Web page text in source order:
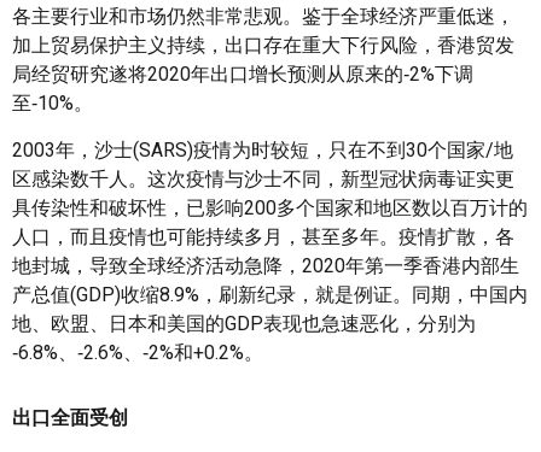
各主要行业和市场仍然非常悲观。鉴于全球经济严重低迷，
加上贸易保护主义持续，出口存在重大下行风险，香港贸发
局经贸研究遂将2020年出口增长预测从原来的‑2%下调
至‑10%。
2003年，沙士(SARS)疫情为时较短，只在不到30个国家/地
区感染数千人。这次疫情与沙士不同，新型冠状病毒证实更
具传染性和破坏性，已影响200多个国家和地区数以百万计的
人口，而且疫情也可能持续多月，甚至多年。疫情扩散，各
地封城，导致全球经济活动急降，2020年第一季香港内部生
产总值(GDP)收缩8.9%，刷新纪录，就是例证。同期，中国内
地、欧盟、日本和美国的GDP表现也急速恶化，分别为
‑6.8%、‑2.6%、‑2%和+0.2%。
出口全面受创